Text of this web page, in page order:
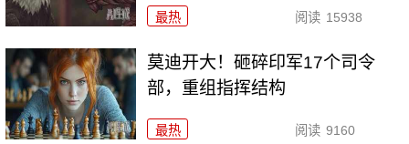
最热 阅读 15938
莫迪开大！砸碎印军17个司令
部，重组指挥结构
最热 阅读 9160